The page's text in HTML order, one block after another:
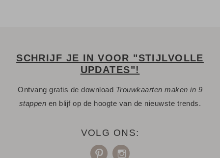
SCHRIJF JE IN VOOR "STIJLVOLLE
UPDATES"!
Ontvang gratis de download Trouwkaarten maken in 9
stappen en blijf op de hoogte van de nieuwste trends.
VOLG ONS: